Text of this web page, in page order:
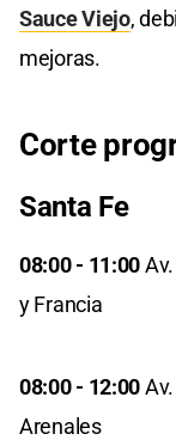
Sauce Viejo,
mejoras.
Corte
Santa Fe
08:00 - 11:00
y Francia
08:00 - 12:00
Arenales